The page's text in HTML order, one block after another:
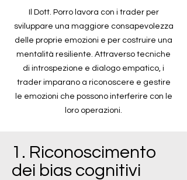
Il Dott. Porro lavora con i trader per
sviluppare una maggiore consapevolezza
delle proprie emozioni e per costruire una
mentalità resiliente. Attraverso tecniche
di introspezione e dialogo empatico, i
trader imparano a riconoscere e gestire
le emozioni che possono interferire con le
loro operazioni.
1. Riconoscimento
dei bias cognitivi